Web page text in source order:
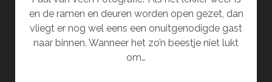
en de ramen en deuren worden open gezet, dan
vliegt er nog wel eens een onuitgenodigde gast
naar binnen. Wanneer het zo’n beestje niet lukt
om…